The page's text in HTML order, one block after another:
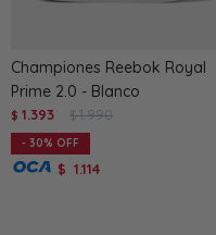
Championes Reebok Royal
Prime 2.0 - Blanco
$ 1.393 $ 1.990
30
$ 1.114